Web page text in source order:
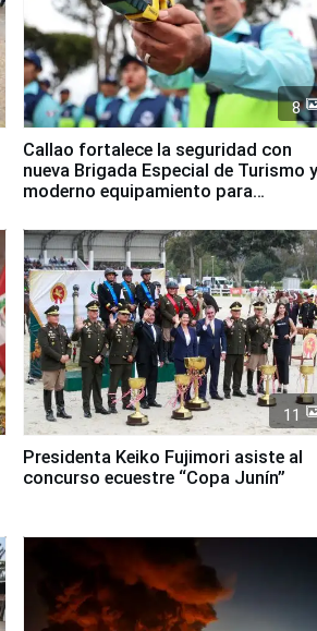
8
Callao fortalece la seguridad con
nueva Brigada Especial de Turismo y
moderno equipamiento para
11
Presidenta Keiko Fujimori asiste al
concurso ecuestre “Copa Junín”